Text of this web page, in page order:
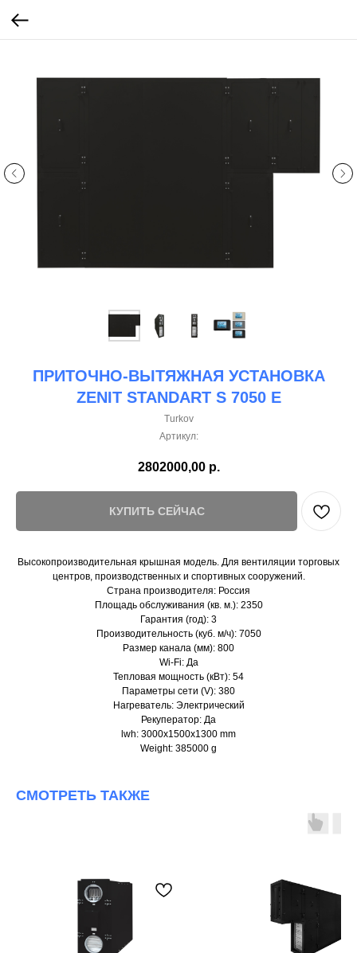
ПРИТОЧНО-ВЫТЯЖНАЯ УСТАНОВКА
ZENIT STANDART S 7050 E
Turkov
Артикул:
2802000,00 р.
КУПИТЬ СЕЙЧАС
Высокопроизводительная крышная модель. Для вентиляции торговых
центров, производственных и спортивных сооружений.
Страна производителя: Россия
Площадь обслуживания (кв. м.): 2350
Гарантия (год): 3
Производительность (куб. м/ч): 7050
Размер канала (мм): 800
Wi-Fi: Да
Тепловая мощность (кВт): 54
Параметры сети (V): 380
Нагреватель: Электрический
Рекуператор: Да
lwh: 3000x1500x1300 mm
Weight: 385000 g
СМОТРЕТЬ ТАКЖЕ